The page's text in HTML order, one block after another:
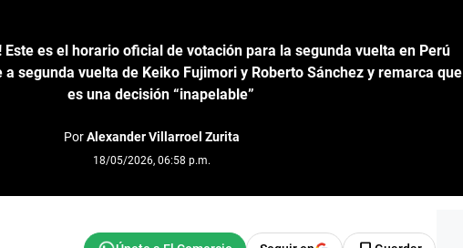
Este es el horario oficial de votación para la segunda vuelta en Perú
a segunda vuelta de Keiko Fujimori y Roberto Sánchez y remarca que
es una decisión “inapelable”
PorAlexander Villarroel Zurita
18/05/2026, 06:58 p.m.